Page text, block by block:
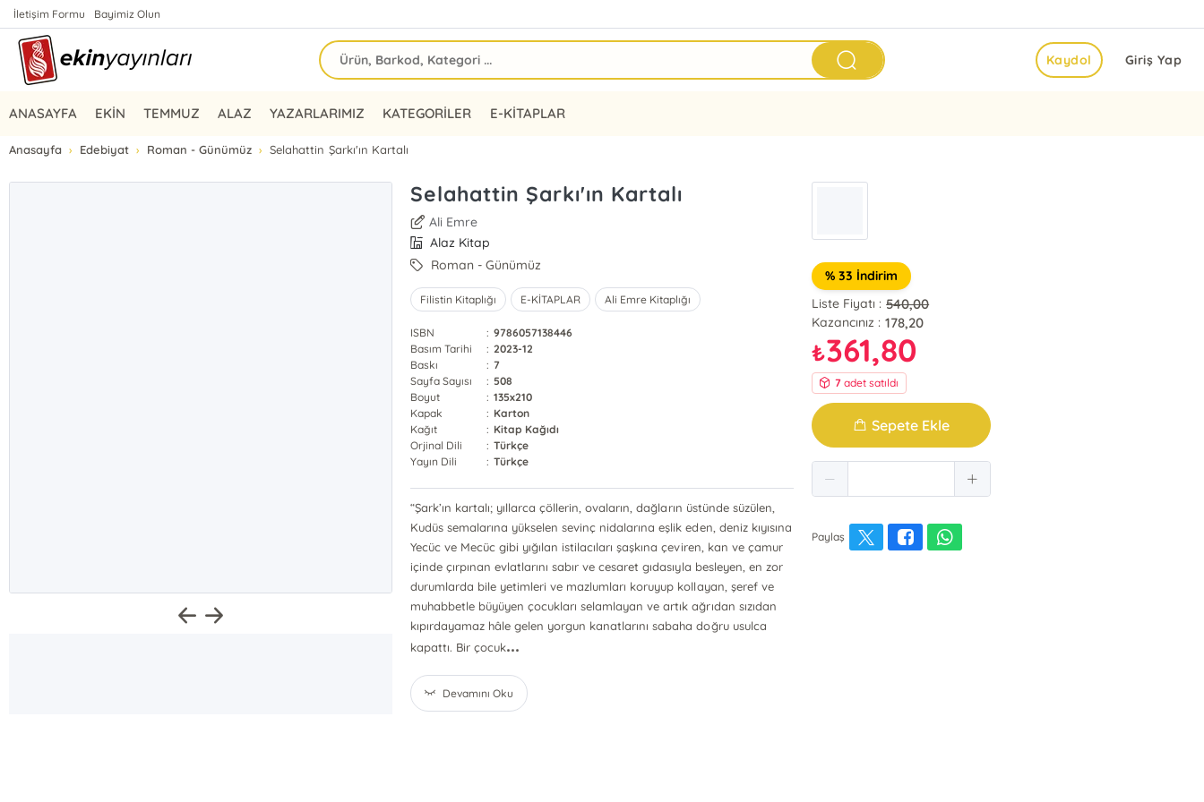
İletişim Formu Bayimiz Olun
Giriş Yap
Kaydol
ANASAYFA EKİN TEMMUZ ALAZ YAZARLARIMIZ KATEGORİLER E-KİTAPLAR
Anasayfa Edebiyat Roman - Günümüz Selahattin Şarkı'ın Kartalı
Selahattin Şarkı'ın Kartalı
Ali Emre
Alaz Kitap
Roman - Günümüz
Filistin Kitaplığı E-KİTAPLAR Ali Emre Kitaplığı
ISBN : 9786057138446
Basım Tarihi
: 2023-12
Baskı
: 7
Sayfa Sayısı
: 508
Boyut
: 135x210
Kapak
: Karton
Kağıt
: Kitap Kağıdı
Orjinal Dili
: Türkçe
Yayın Dili
: Türkçe
“Şark’ın kartalı; yıllarca çöllerin, ovaların, dağların üstünde süzülen,
Kudüs semalarına yükselen sevinç nidalarına eşlik eden, deniz kıyısına
Yecüc ve Mecüc gibi yığılan istilacıları şaşkına çeviren, kan ve çamur
içinde çırpınan evlatlarını sabır ve cesaret gıdasıyla besleyen, en zor
durumlarda bile yetimleri ve mazlumları koruyup kollayan, şeref ve
muhabbetle büyüyen çocukları selamlayan ve artık ağrıdan sızıdan
kıpırdayamaz hâle gelen yorgun kanatlarını sabaha doğru usulca
kapattı. Bir çocuk...
Devamını Oku
% 33 İndirim
Liste Fiyatı : 540,00
Kazancınız : 178,20
₺361,80
7 adet satıldı
Sepete Ekle
Paylaş